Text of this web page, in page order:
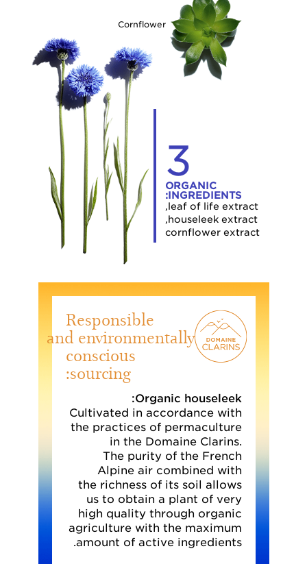
Cornflower
3
ORGANIC
INGREDIENTS:
leaf of life extract,
houseleek extract,
cornflower extract
Responsible
and environmentally
conscious
sourcing:
Organic houseleek:
Cultivated in accordance with
the practices of permaculture
in the Domaine Clarins.
The purity of the French
Alpine air combined with
the richness of its soil allows
us to obtain a plant of very
high quality through organic
agriculture with the maximum
amount of active ingredients.